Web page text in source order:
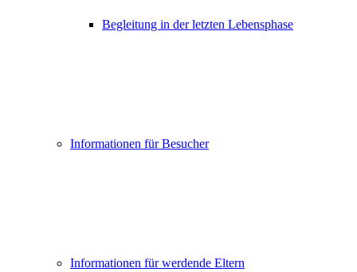
Begleitung in der letzten Lebensphase
Informationen für Besucher
Informationen für werdende Eltern